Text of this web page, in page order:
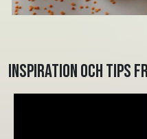
Inspiration och tips